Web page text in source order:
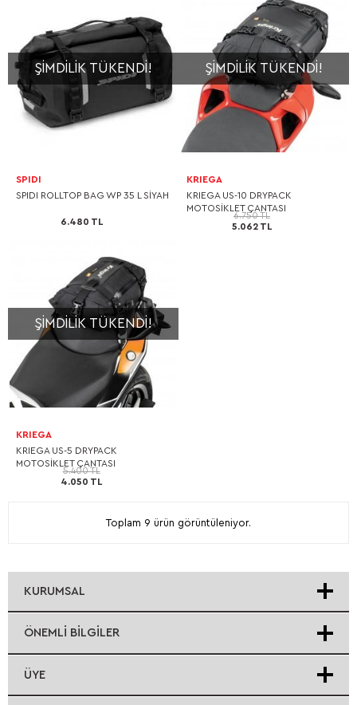
ŞIMDILIK TÜKENDI!
SPIDI
SPIDI ROLLTOP BAG WP 35 L SİYAH
6.480 TL
ŞIMDILIK TÜKENDI!
KRIEGA
KRIEGA US-10 DRYPACK
MOTOSİKLET ÇANTASI
6.750 TL
5.062 TL
ŞIMDILIK TÜKENDI!
KRIEGA
KRIEGA US-5 DRYPACK
MOTOSİKLET ÇANTASI
5.400 TL
4.050 TL
Toplam 9 ürün görüntüleniyor.
KURUMSAL
ÖNEMLI BILGILER
ÜYE